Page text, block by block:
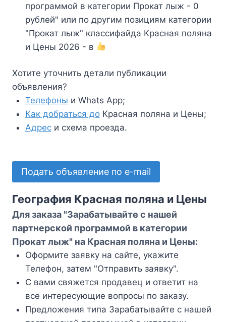
программой в категории Прокат лыж - 0
рублей" или по другим позициям категории
"Прокат лыж" классифайда Красная поляна
и Цены 2026 - в
Хотите уточнить детали публикации
объявления?
Телефоны и Whats App;
Как добраться доКрасная поляна и Цены;
Адреси схема проезда.
Подать объявление по e-mail
География Красная поляна и Цены
Для заказа "Зарабатывайте с нашей
партнерской программой в категории
Прокат лыж" на Красная поляна и Цены:
Оформите заявку на сайте, укажите
Телефон, затем "Отправить заявку".
С вами свяжется продавец и ответит на
все интересующие вопросы по заказу.
Предложения типа Зарабатывайте с нашей